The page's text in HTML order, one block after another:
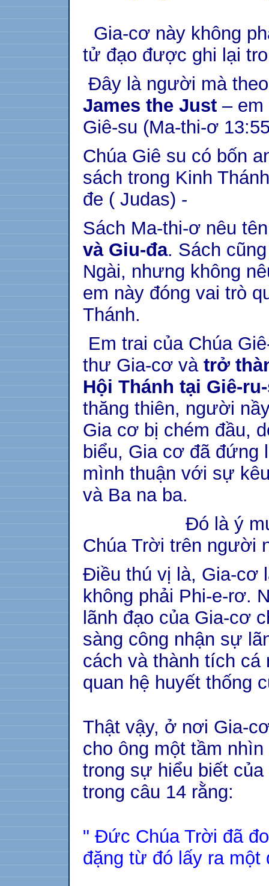
Gia-cơ này không
tử đạo được ghi lại
Đây là người mà
James the Just – em
Giê-su (Ma-thi-ơ
Chúa Giê su có bốn
sách trong Kinh
đe ( Judas) -
Sách Ma-thi-ơ nêu
và Giu-đa. Sách
Ngài, nhưng không
em này đóng vai trò
Thánh.
Em trai của Chúa
thư Gia-cơ và trở
Hội Thánh tại Giê-
thăng thiên, người
Gia cơ bị chém đầu,
biểu, Gia cơ đã đứng
mình thuận với sự
và Ba na ba.
Đó là ý muốn
Chúa Trời trên người
Điều thú vị là, Gia-cơ
không phải Phi-e-rơ.
lãnh đạo của Gia-cơ
sàng công nhận sự
cách và thành tích cá
quan hệ huyết thống
Thật vậy, ở nơi Gia-
cho ông một tầm
trong sự hiểu biết
trong câu 14 rằng:
" Đức Chúa Trời đã
đặng từ đó lấy ra một